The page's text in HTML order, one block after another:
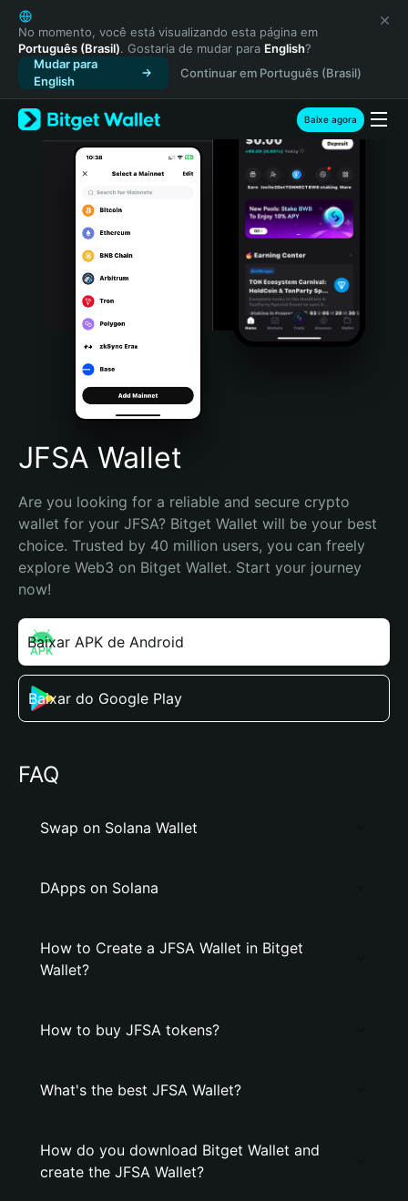
English
日本語
Tiếng Việt
Русский
Español (Latinoamérica)
Türkçe
Italiano
Português (Portugal)
Bahasa Indonesia
Português (Brasil)
Español (Argentina)
No momento, você está visualizando esta página em
Português (Brasil). Gostaria de mudar para English?
Mudar para
English
Continuar em Português (Brasil)
Baixe agora
JFSA Wallet
Are you looking for a reliable and secure crypto
wallet for your JFSA? Bitget Wallet will be your best
choice. Trusted by 40 million users, you can freely
explore Web3 on Bitget Wallet. Start your journey
now!
Baixar APK de Android
Baixar do Google Play
FAQ
Swap on Solana Wallet
DApps on Solana
How to Create a JFSA Wallet in Bitget
Wallet?
How to buy JFSA tokens?
What's the best JFSA Wallet?
How do you download Bitget Wallet and
create the JFSA Wallet?